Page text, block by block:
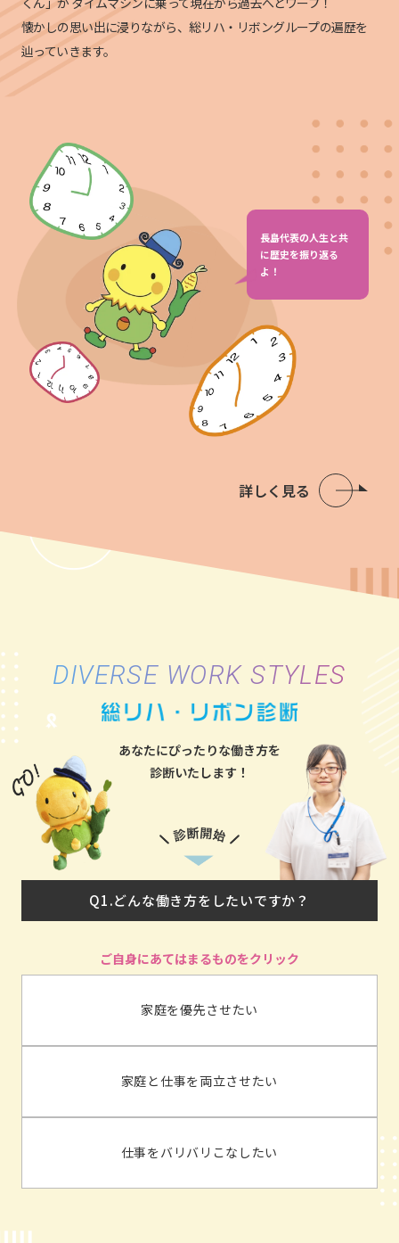
懐かしの思い出に浸りながら、総リハ・リボングループの遍歴を
辿っていきます。
詳しく見る
長島代表の人生と共
に歴史を振り返る
よ！
DIVERSE WORK STYLES
あなたにぴったりな働き方を
診断いたします！
Q1.どんな働き方をしたいですか？
家庭を優先させたい
家庭と仕事を両立させたい
仕事をバリバリこなしたい